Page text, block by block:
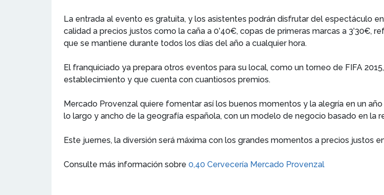
La entrada al evento es gratuita, y los asistentes podrán disfrutar del espectáculo
calidad a precios justos como la caña a 0’40€, copas de primeras marcas a 3’30€,
que se mantiene durante todos los días del año a cualquier hora.
El franquiciado ya prepara otros eventos para su local, como un torneo de FIFA
establecimiento y que cuenta con cuantiosos premios.
Mercado Provenzal quiere fomentar así los buenos momentos y la alegría en un
lo largo y ancho de la geografía española, con un modelo de negocio basado en la
Este juernes, la diversión será máxima con los grandes momentos a precios justos
Consulte más información sobre 0,40 Cervecería Mercado Provenzal